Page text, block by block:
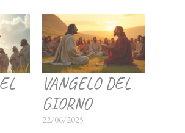
VANGELO DEL
GIORNO
22/06/2025